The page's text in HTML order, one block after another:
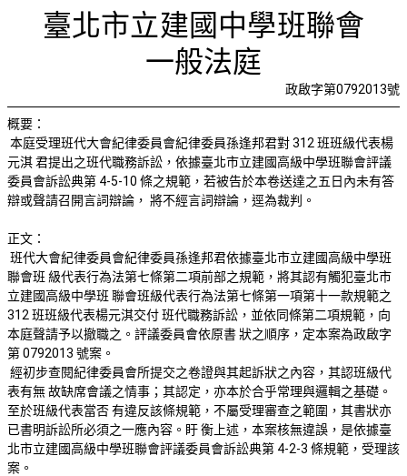
檢視法令 檢視公文 評委文書關於與使用條款
受理紀律
臺北市立建國中學班聯會
一般法庭
政啟字第0792013號
概要：
本庭受理班代大會紀律委員會紀律委員孫逢邦君對 312 班班級代表楊
元淇 君提出之班代職務訴訟，依據臺北市立建國高級中學班聯會評議
委員會訴訟典第 4-5-10 條之規範，若被告於本卷送達之五日內未有答
辯或聲請召開言詞辯論， 將不經言詞辯論，逕為裁判。
正文：
班代大會紀律委員會紀律委員孫逢邦君依據臺北市立建國高級中學班
聯會班 級代表行為法第七條第二項前部之規範，將其認有觸犯臺北市
立建國高級中學班 聯會班級代表行為法第七條第一項第十一款規範之
312 班班級代表楊元淇交付 班代職務訴訟，並依同條第二項規範，向
本庭聲請予以撤職之。評議委員會依原書 狀之順序，定本案為政啟字
第 0792013 號案。
經初步查閱紀律委員會所提交之卷證與其起訴狀之內容，其認班級代
表有無 故缺席會議之情事；其認定，亦本於合乎常理與邏輯之基礎。
至於班級代表當否 有違反該條規範，不屬受理審查之範圍，其書狀亦
已書明訴訟所必須之一應內容。盱 衡上述，本案核無違誤，是依據臺
北市立建國高級中學班聯會評議委員會訴訟典第 4-2-3 條規範，受理該
案。